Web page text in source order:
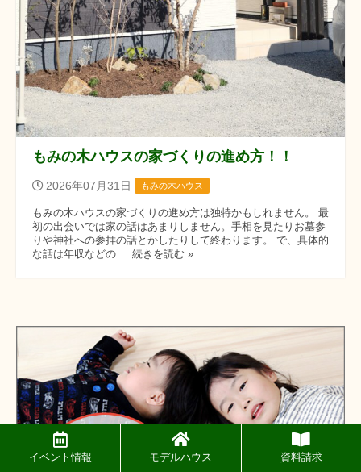
もみの木ハウスの家づくりの進め方！！
2026年07月31日 もみの木ハウス
もみの木ハウスの家づくりの進め方は独特かもしれません。 最
初の出会いでは家の話はあまりしません。手相を見たりお墓参
りや神社への参拝の話とかしたりして終わります。 で、具体的
な話は年収などの ... 続きを読む »
イベント情報 モデルハウス 資料請求